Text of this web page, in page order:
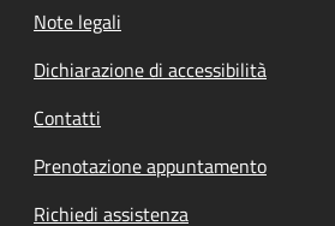
Note legali
Dichiarazione di accessibilità
Contatti
Prenotazione appuntamento
Richiedi assistenza